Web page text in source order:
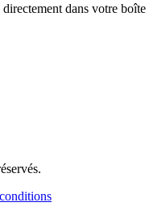
dans votre boîte